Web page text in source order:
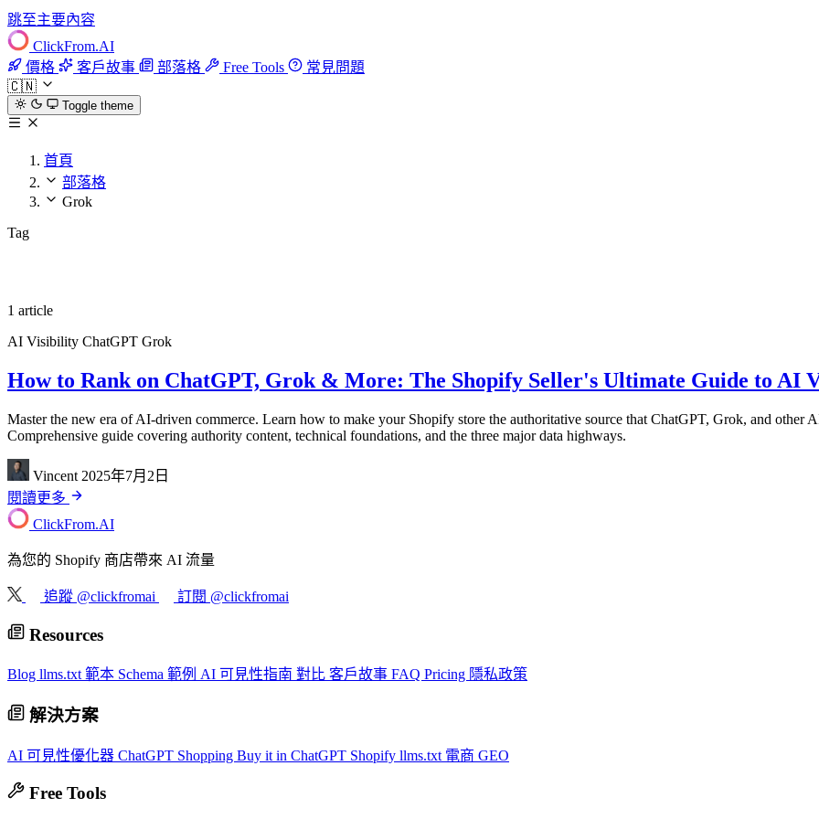
跳至主要內容
ClickFrom.AI
價格
客戶故事 部落格 Free Tools
常見問題
🇨🇳
Toggle theme
首頁
部落格
Grok
Tag
1 article
AI Visibility ChatGPT Grok
How to Rank on ChatGPT, Grok & More: The Shopify Seller's Ultimate Guide to AI
Master the new era of AI-driven commerce. Learn how to make your Shopify store the authoritative source that ChatGPT, Grok, and other
Comprehensive guide covering authority content, technical foundations, and the three major data highways.
Vincent 2025年7月2日
閱讀更多
ClickFrom.AI
為您的 Shopify 商店帶來 AI 流量
追蹤 @clickfromai 訂閱 @clickfromai
Resources
Blog llms.txt 範本 Schema 範例 AI 可見性指南 對比 客戶故事 FAQ Pricing 隱私政策
解決方案
AI 可見性優化器 ChatGPT Shopping Buy it in ChatGPT Shopify llms.txt 電商 GEO
Free Tools